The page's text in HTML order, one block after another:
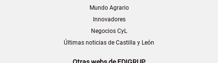
Mundo Agrario
Innovadores
Negocios CyL
Últimas noticias de Castilla y León